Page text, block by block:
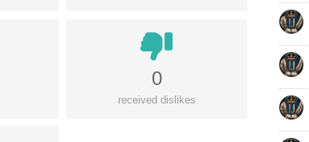
0
received dislikes